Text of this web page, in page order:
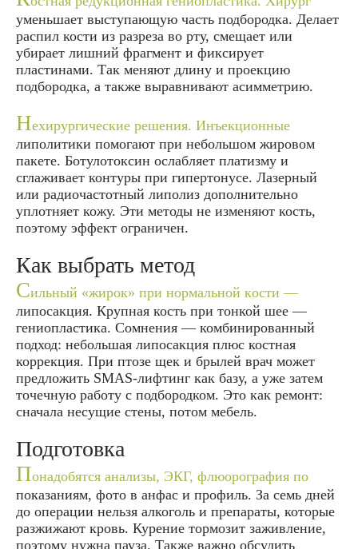
уменьшает выступающую часть подбородка. Делает
распил кости из разреза во рту, смещает или
убирает лишний фрагмент и фиксирует
пластинами. Так меняют длину и проекцию
подбородка, а также выравнивают асимметрию.
Нехирургические решения. Инъекционные
липолитики помогают при небольшом жировом
пакете. Ботулотоксин ослабляет платизму и
сглаживает контуры при гипертонусе. Лазерный
или радиочастотный липолиз дополнительно
уплотняет кожу. Эти методы не изменяют кость,
поэтому эффект ограничен.
Как выбрать метод
Сильный «жирок» при нормальной кости —
липосакция. Крупная кость при тонкой шее —
гениопластика. Сомнения — комбинированный
подход: небольшая липосакция плюс костная
коррекция. При птозе щек и брылей врач может
предложить SMAS-лифтинг как базу, а уже затем
точечную работу с подбородком. Это как ремонт:
сначала несущие стены, потом мебель.
Подготовка
Понадобятся анализы, ЭКГ, флюорография по
показаниям, фото в анфас и профиль. За семь дней
до операции нельзя алкоголь и препараты, которые
разжижают кровь. Курение тормозит заживление,
поэтому нужна пауза. Также важно обсудить